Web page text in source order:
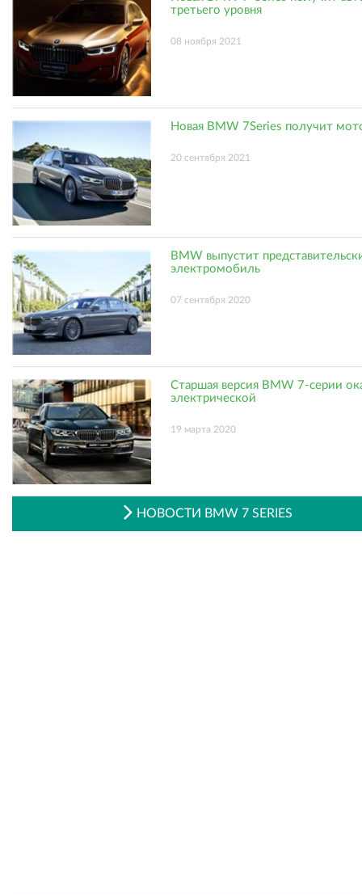
третьего уровня
08 ноября 2021
Новая BMW 7Series получит
20 сентября 2021
BMW выпустит
электромобиль
07 сентября 2020
Старшая версия BMW 7-серии
электрической
19 марта 2020
НОВОСТИ BMW 7 SERIES